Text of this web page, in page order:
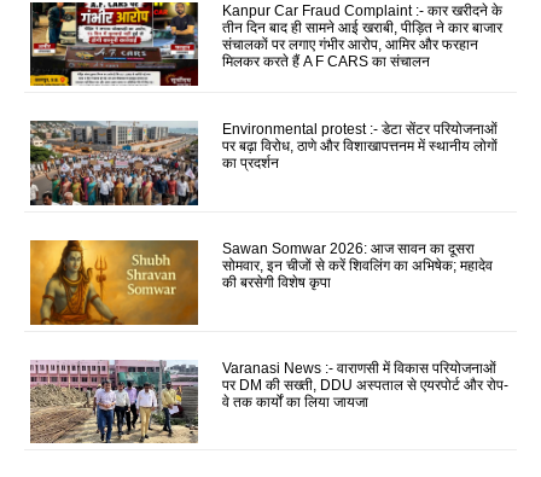
Kanpur Car Fraud Complaint :- कार खरीदने के
तीन दिन बाद ही सामने आई खराबी, पीड़ित ने कार बाजार
संचालकों पर लगाए गंभीर आरोप, आमिर और फरहान
मिलकर करते हैं A F CARS का संचालन
Environmental protest :- डेटा सेंटर परियोजनाओं
पर बढ़ा विरोध, ठाणे और विशाखापत्तनम में स्थानीय लोगों
का प्रदर्शन
Sawan Somwar 2026: आज सावन का दूसरा
सोमवार, इन चीजों से करें शिवलिंग का अभिषेक; महादेव
की बरसेगी विशेष कृपा
Varanasi News :- वाराणसी में विकास परियोजनाओं
पर DM की सख्ती, DDU अस्पताल से एयरपोर्ट और रोप-
वे तक कार्यों का लिया जायजा